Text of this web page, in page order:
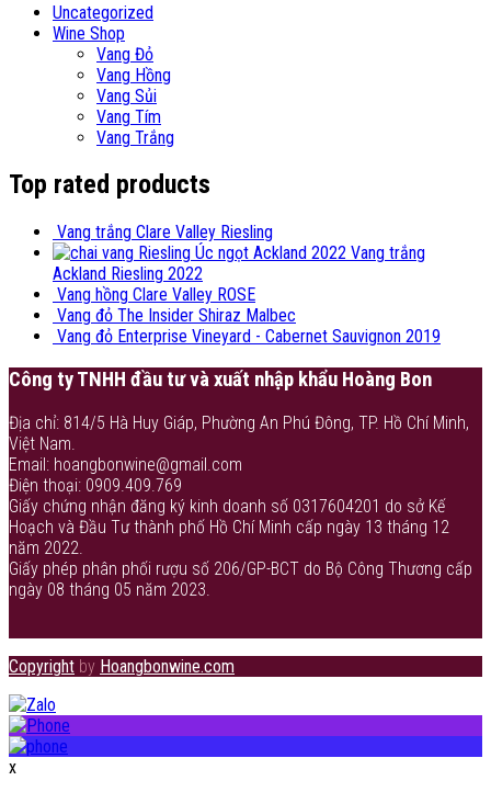
Uncategorized
Wine Shop
Vang Đỏ
Vang Hồng
Vang Sủi
Vang Tím
Vang Trắng
Top rated products
Vang trắng Clare Valley Riesling
Vang trắng
Ackland Riesling 2022
Vang hồng Clare Valley ROSE
Vang đỏ The Insider Shiraz Malbec
Vang đỏ Enterprise Vineyard - Cabernet Sauvignon 2019
Công ty TNHH đầu tư và xuất nhập khẩu Hoàng Bon
Địa chỉ: 814/5 Hà Huy Giáp, Phường An Phú Đông, TP. Hồ Chí Minh,
Việt Nam.
Email: hoangbonwine@gmail.com
Điện thoại: 0909.409.769
Giấy chứng nhận đăng ký kinh doanh số 0317604201 do sở Kế
Hoạch và Đầu Tư thành phố Hồ Chí Minh cấp ngày 13 tháng 12
năm 2022.
Giấy phép phân phối rượu số 206/GP-BCT do Bộ Công Thương cấp
ngày 08 tháng 05 năm 2023.
Copyright by Hoangbonwine.com
x